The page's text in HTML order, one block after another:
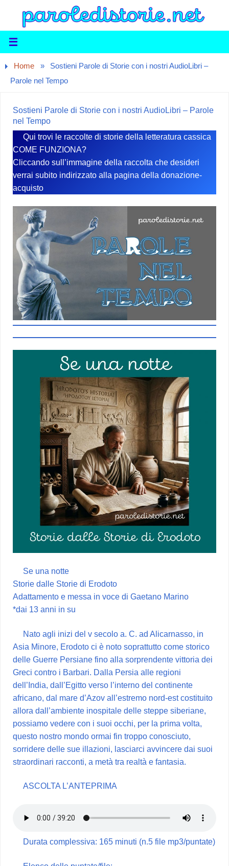
Home »
Sostieni Parole di Storie con i nostri AudioLibri –
Parole nel Tempo
Sostieni Parole di Storie con i nostri AudioLibri – Parole
nel Tempo
Qui trovi le raccolte di storie della letteratura cassica
COME FUNZIONA?
Cliccando sull’immagine della raccolta che desideri
verrai subito indirizzato alla pagina della donazione-
acquisto
Se una notte
Storie dalle Storie di Erodoto
Adattamento e messa in voce di Gaetano Marino
*dai 13 anni in su
Nato agli inizi del v secolo a. C. ad Alicarnasso, in
Asia Minore, Erodoto ci è noto soprattutto come storico
delle Guerre Persiane fino alla sorprendente vittoria dei
Greci contro i Barbari. Dalla Persia alle regioni
dell’India, dall’Egitto verso l’interno del continente
africano, dal mare d’Azov all’estremo nord-est costituito
allora dall’ambiente inospitale delle steppe siberiane,
possiamo vedere con i suoi occhi, per la prima volta,
questo nostro mondo ormai fin troppo conosciuto,
sorridere delle sue illazioni, lasciarci avvincere dai suoi
straordinari racconti, a metà tra realtà e fantasia.
ASCOLTA L’ANTEPRIMA
Durata complessiva: 165 minuti (n.5 file mp3/puntate)